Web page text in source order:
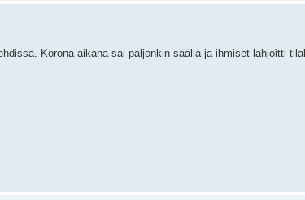
Korona aikana sai paljonkin sääliä ja ihmiset lahjoitti